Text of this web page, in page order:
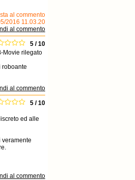
al commento
2016 11.03.20
al commento
5 / 10
Movie rilegato
roboante
al commento
5 / 10
ed alle
veramente
al commento